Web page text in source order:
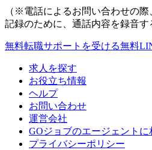
（※電話によるお問い合わせの
記録のために、通話内容を録音す
無料転職サポートを受ける無料
求人を探す
お役立ち情報
ヘルプ
お問い合わせ
運営会社
GOジョブのエージェントに
プライバシーポリシー